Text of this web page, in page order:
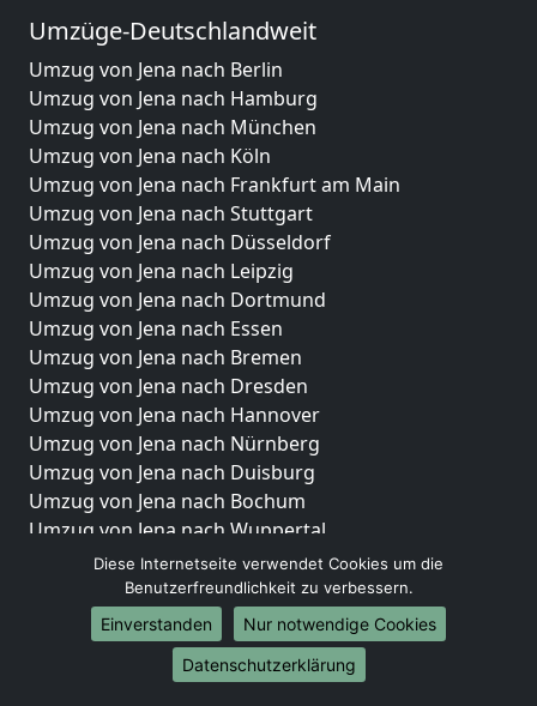
Umzüge-Deutschlandweit
Umzug von Jena nach Berlin
Umzug von Jena nach Hamburg
Umzug von Jena nach München
Umzug von Jena nach Köln
Umzug von Jena nach Frankfurt am Main
Umzug von Jena nach Stuttgart
Umzug von Jena nach Düsseldorf
Umzug von Jena nach Leipzig
Umzug von Jena nach Dortmund
Umzug von Jena nach Essen
Umzug von Jena nach Bremen
Umzug von Jena nach Dresden
Umzug von Jena nach Hannover
Umzug von Jena nach Nürnberg
Umzug von Jena nach Duisburg
Umzug von Jena nach Bochum
Umzug von Jena nach Wuppertal
Umzug von Jena nach Bielefeld
Umzug von Jena nach Bonn
Umzug von Jena nach Münster
Internationale-Umzüge
Diese Internetseite verwendet Cookies um die
Benutzerfreundlichkeit zu verbessern.
Einverstanden
Nur notwendige Cookies
Datenschutzerklärung